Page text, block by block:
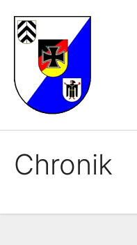
Inhalt
springen
Chronik